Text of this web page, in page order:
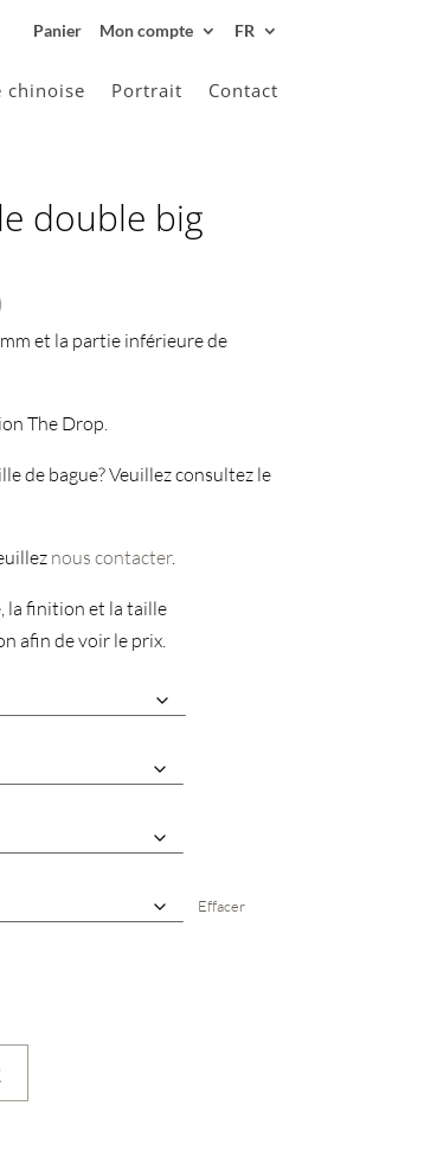
Panier Mon compte FR
chinoise Portrait Contact
double big
Plage
de
à
€3805,00
et la partie inférieure de
The Drop.
de bague? Veuillez consultez le
nous contacter.
la finition et la taille
afin de voir le prix.
Effacer